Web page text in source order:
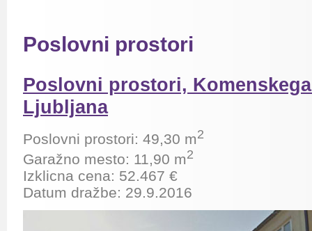
Poslovni prostori
Poslovni prostori,
Ljubljana
Poslovni prostori: 49,30 m2
Garažno mesto: 11,90 m2
Izklicna cena: 52.467 €
Datum dražbe: 29.9.2016